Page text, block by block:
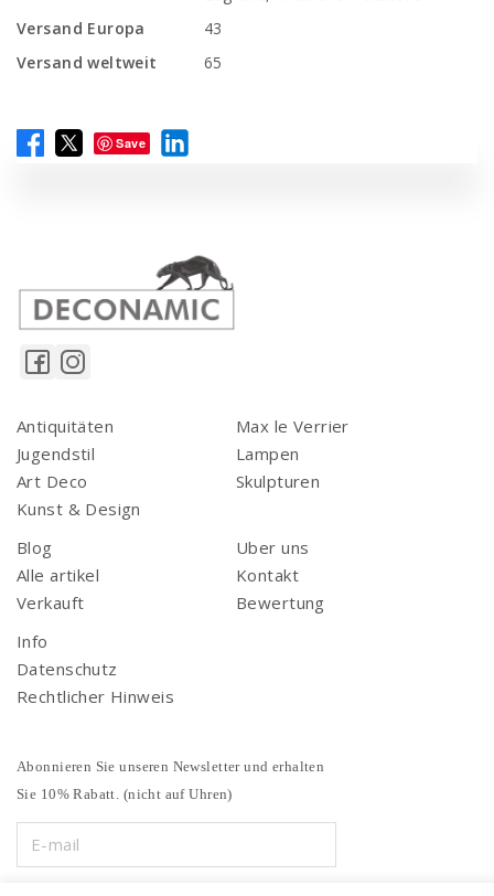
Versand Europa
43
Versand weltweit
65
Save
Antiquitäten
Jugendstil
Art Deco
Kunst & Design
Max le Verrier
Lampen
Skulpturen
Blog
Alle artikel
Verkauft
Uber uns
Kontakt
Bewertung
Info
Datenschutz
Rechtlicher Hinweis
Abonnieren Sie unseren Newsletter und erhalten
Sie 10% Rabatt. (nicht auf Uhren)